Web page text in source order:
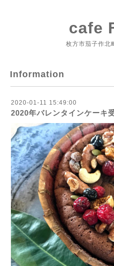
cafe
枚方市茄子作北
Information
2020-01-11 15:49:00
2020年バレンタインケーキ